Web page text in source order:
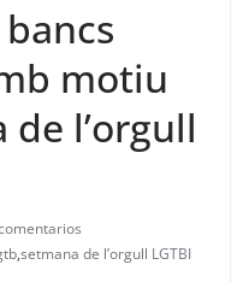
motiu
l’orgull
,setmana de l’orgull LGTBI